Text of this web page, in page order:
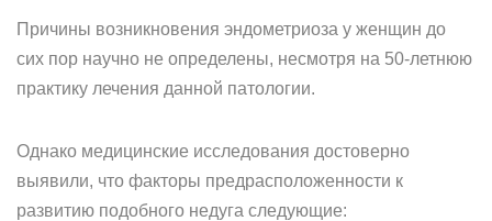
Причины возникновения эндометриоза у женщин до
сих пор научно не определены, несмотря на 50-летнюю
практику лечения данной патологии.
Однако медицинские исследования достоверно
выявили, что факторы предрасположенности к
развитию подобного недуга следующие: